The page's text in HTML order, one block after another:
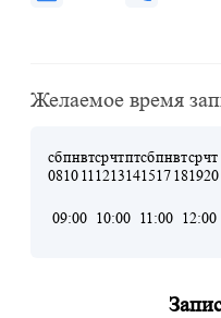
Желаемое время
сб
08
пн
10
вт
11
ср
12
чт
13
пт
14
сб
15
пн
17
вт
18
ср
19
чт
20
09:00 10:00 11:00 12:00